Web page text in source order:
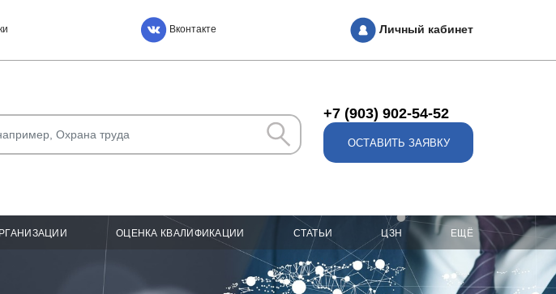
Вконтакте Личный кабинет
+7 (903) 902-54-52
ОСТАВИТЬ ЗАЯВКУ
ОЦЕНКА КВАЛИФИКАЦИИ СТАТЬИ ЦЗН ЕЩЁ